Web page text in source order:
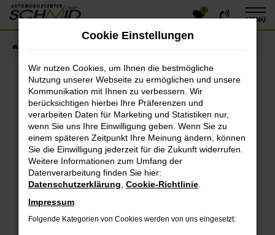
Zum
Hauptinhalt
0
MENÜ
Fehler: Network Error
Beim Laden ist ein Fehler aufgetreten.
Hier sind ein paar Tipps, die dir helfen können:
Überprüfe deine Firewall und deine
Internetverbindung.
Laden andere Webseiten, zum Beispiel deine
Suchmaschine?
Prüfe deine Browsererweiterungen.
Cookie Einstellungen
Wir nutzen Cookies, um Ihnen die bestmögliche
Nutzung unserer Webseite zu ermöglichen und unsere
Kommunikation mit Ihnen zu verbessern. Wir
berücksichtigen hierbei Ihre Präferenzen und
verarbeiten Daten für Marketing und Statistiken nur,
wenn Sie uns Ihre Einwilligung geben. Wenn Sie zu
einem späteren Zeitpunkt Ihre Meinung ändern, können
Sie die Einwilligung jederzeit für die Zukunft widerrufen.
Weitere Informationen zum Umfang der
Datenverarbeitung finden Sie hier:
Datenschutzerklärung Cookie-Richtlinie
Impressum
Folgende Kategorien von Cookies werden von uns eingesetzt: